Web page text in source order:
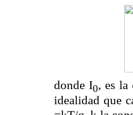
donde I0, es la
idealidad que